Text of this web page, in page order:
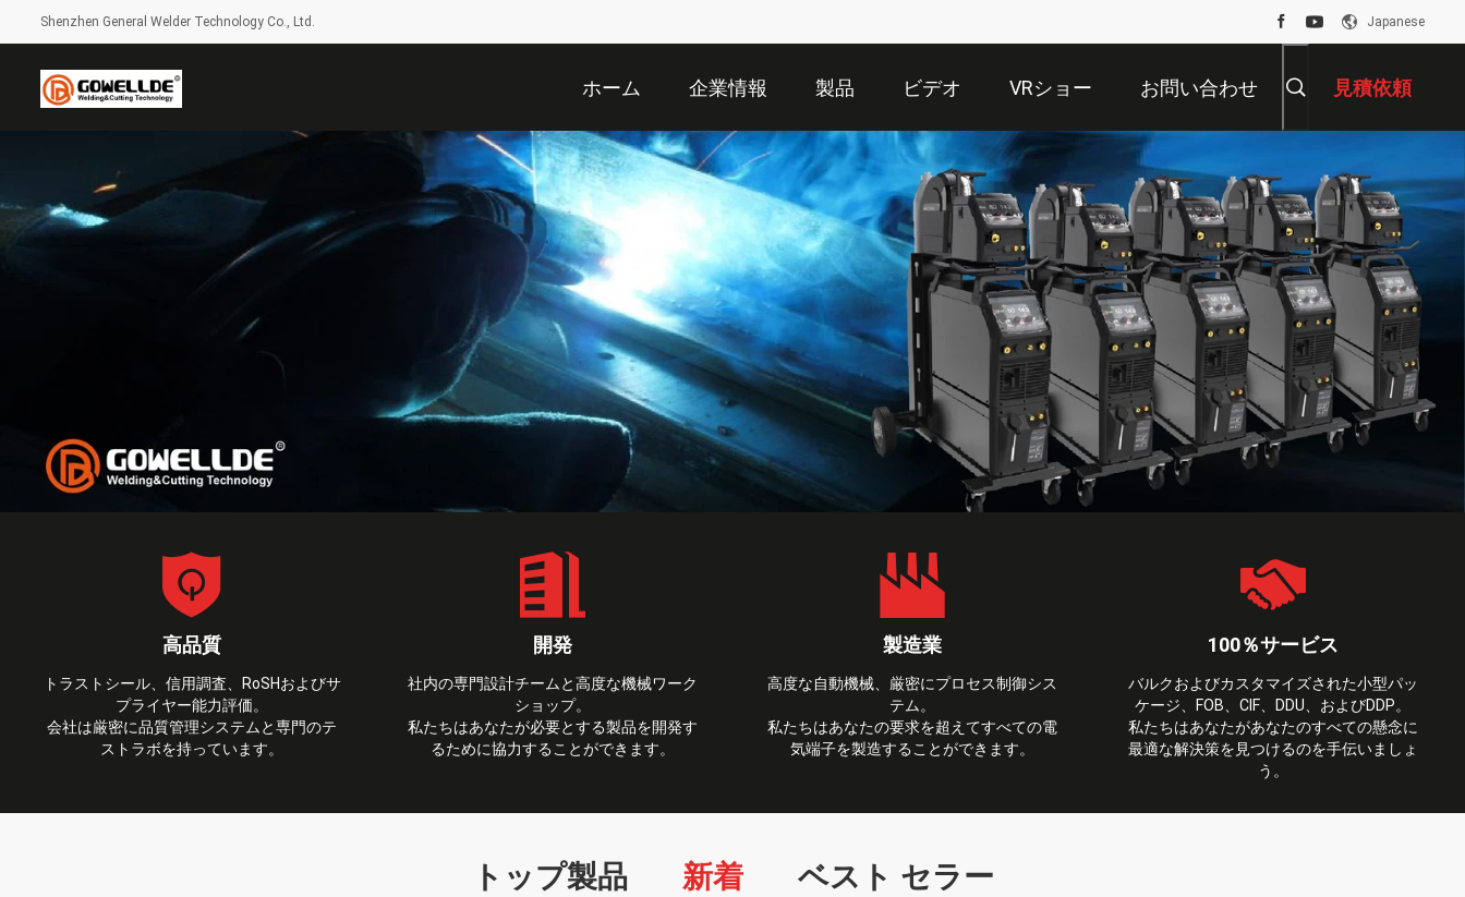
Shenzhen General Welder Technology Co., Ltd. Japanese
ホーム 企業情報 製品 ビデオ VRショー お問い合わせ 見積依頼
高品質
トラストシール、信用調査、RoSHおよびサ
プライヤー能力評価。
会社は厳密に品質管理システムと専門のテ
ストラボを持っています。
開発
社内の専門設計チームと高度な機械ワーク
ショップ。
私たちはあなたが必要とする製品を開発す
るために協力することができます。
製造業
高度な自動機械、厳密にプロセス制御シス
テム。
私たちはあなたの要求を超えてすべての電
気端子を製造することができます。
100％サービス
バルクおよびカスタマイズされた小型パッ
ケージ、FOB、CIF、DDU、およびDDP。
私たちはあなたがあなたのすべての懸念に
最適な解決策を見つけるのを手伝いましょ
う。
トップ製品 新着 ベスト セラー